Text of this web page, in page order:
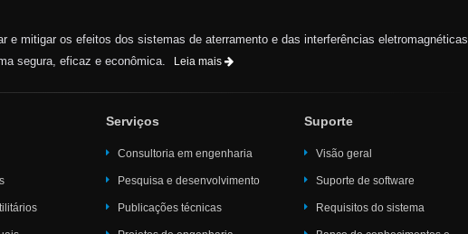
e mitigar os efeitos dos sistemas de aterramento e das interferências eletromagnéticas
segura, eficaz e econômica.
Leia mais
Serviços
Consultoria em engenharia
Pesquisa e desenvolvimento
Publicações técnicas
Suporte
Visão geral
Suporte de software
Requisitos do sistema